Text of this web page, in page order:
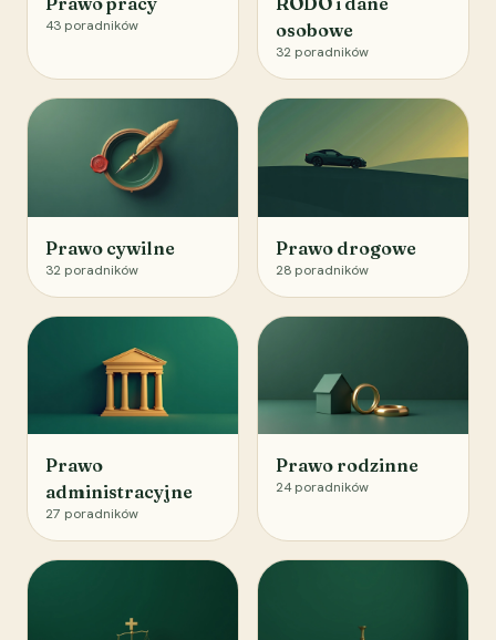
43 poradników
osobowe
32 poradników
Prawo cywilne
32 poradników
Prawo drogowe
28 poradników
Prawo
administracyjne
27 poradników
Prawo rodzinne
24 poradników